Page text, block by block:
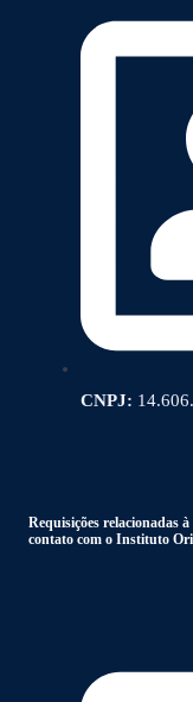
CNPJ:
Requisições relacionadas
contato com o Instituto